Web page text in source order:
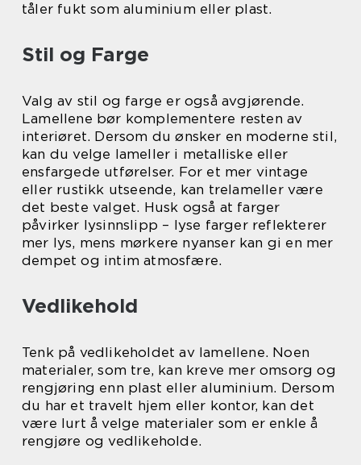
tåler fukt som aluminium eller plast.
Stil og Farge
Valg av stil og farge er også avgjørende.
Lamellene bør komplementere resten av
interiøret. Dersom du ønsker en moderne stil,
kan du velge lameller i metalliske eller
ensfargede utførelser. For et mer vintage
eller rustikk utseende, kan trelameller være
det beste valget. Husk også at farger
påvirker lysinnslipp – lyse farger reflekterer
mer lys, mens mørkere nyanser kan gi en mer
dempet og intim atmosfære.
Vedlikehold
Tenk på vedlikeholdet av lamellene. Noen
materialer, som tre, kan kreve mer omsorg og
rengjøring enn plast eller aluminium. Dersom
du har et travelt hjem eller kontor, kan det
være lurt å velge materialer som er enkle å
rengjøre og vedlikeholde.